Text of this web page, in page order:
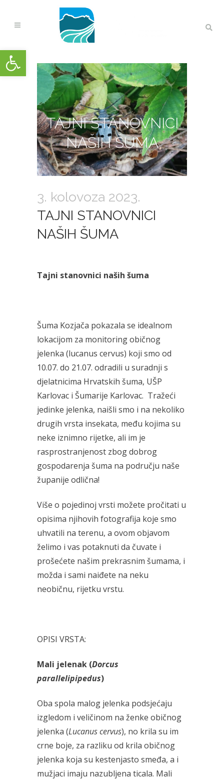
Open toolbar
TAJNI STANOVNICI
NAŠIH ŠUMA
3. kolovoza 2023.
TAJNI STANOVNICI
NAŠIH ŠUMA
Tajni stanovnici naših šuma
Šuma Kozjača pokazala se idealnom
lokacijom za monitoring običnog
jelenka (lucanus cervus) koji smo od
10.07. do 21.07. odradili u suradnji s
djelatnicima Hrvatskih šuma, UŠP
Karlovac i Šumarije Karlovac. Tražeći
jedinke jelenka, naišli smo i na nekoliko
drugih vrsta insekata, među kojima su
neke iznimno rijetke, ali im je
rasprostranjenost zbog dobrog
gospodarenja šuma na području naše
županije odlična!
Više o pojedinoj vrsti možete pročitati u
opisima njihovih fotografija koje smo
uhvatili na terenu, a ovom objavom
želimo i vas potaknuti da čuvate i
prošećete našim prekrasnim šumama, i
možda i sami naiđete na neku
neobičnu, rijetku vrstu.
OPISI VRSTA:
Mali jelenak (Dorcus
parallelipipedus)
Oba spola malog jelenka podsjećaju
izgledom i veličinom na ženke običnog
jelenka (Lucanus cervus), no krila su im
crne boje, za razliku od krila običnog
jelenka koja su kestenjasto smeđa, a i
mužjaci imaju nazubljena ticala. Mali